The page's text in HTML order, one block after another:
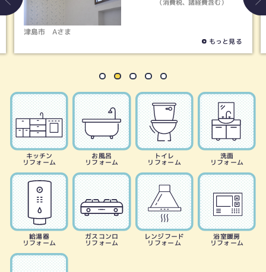
（消費税、諸経費含む）
キッチン
リフォーム
お風呂
リフォーム
トイレ
リフォーム
洗面
リフォーム
給湯器
リフォーム
ガスコンロ
リフォーム
レンジフード
リフォーム
浴室暖房
リフォーム